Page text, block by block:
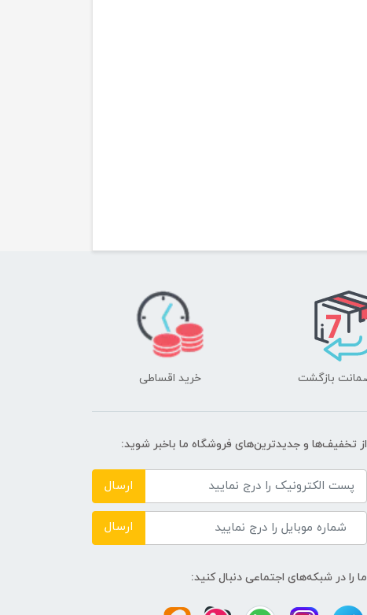
خرید اقساطی
از تخفیف‌ها و جدیدترین‌های فروشگاه ما باخبر شوید:
ارسال
ارسال
ما را در شبکه‌های اجتماعی دنبال کنید: